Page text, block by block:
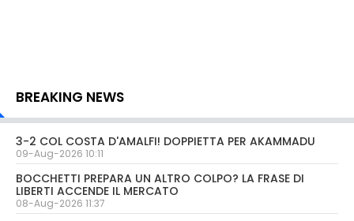
BREAKING NEWS
3-2 COL COSTA D'AMALFI! DOPPIETTA PER AKAMMADU
09-Aug-2026 10:11
BOCCHETTI PREPARA UN ALTRO COLPO? LA FRASE DI
LIBERTI ACCENDE IL MERCATO
08-Aug-2026 11:37